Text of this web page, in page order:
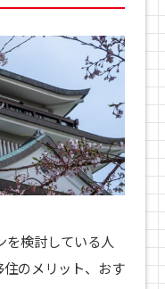
を検討している人
のメリット、おす